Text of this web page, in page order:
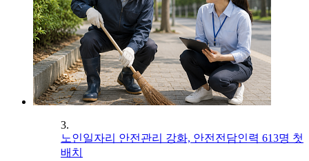
3.
노인일자리 안전관리 강화, 안전전담인력 613명 첫
배치